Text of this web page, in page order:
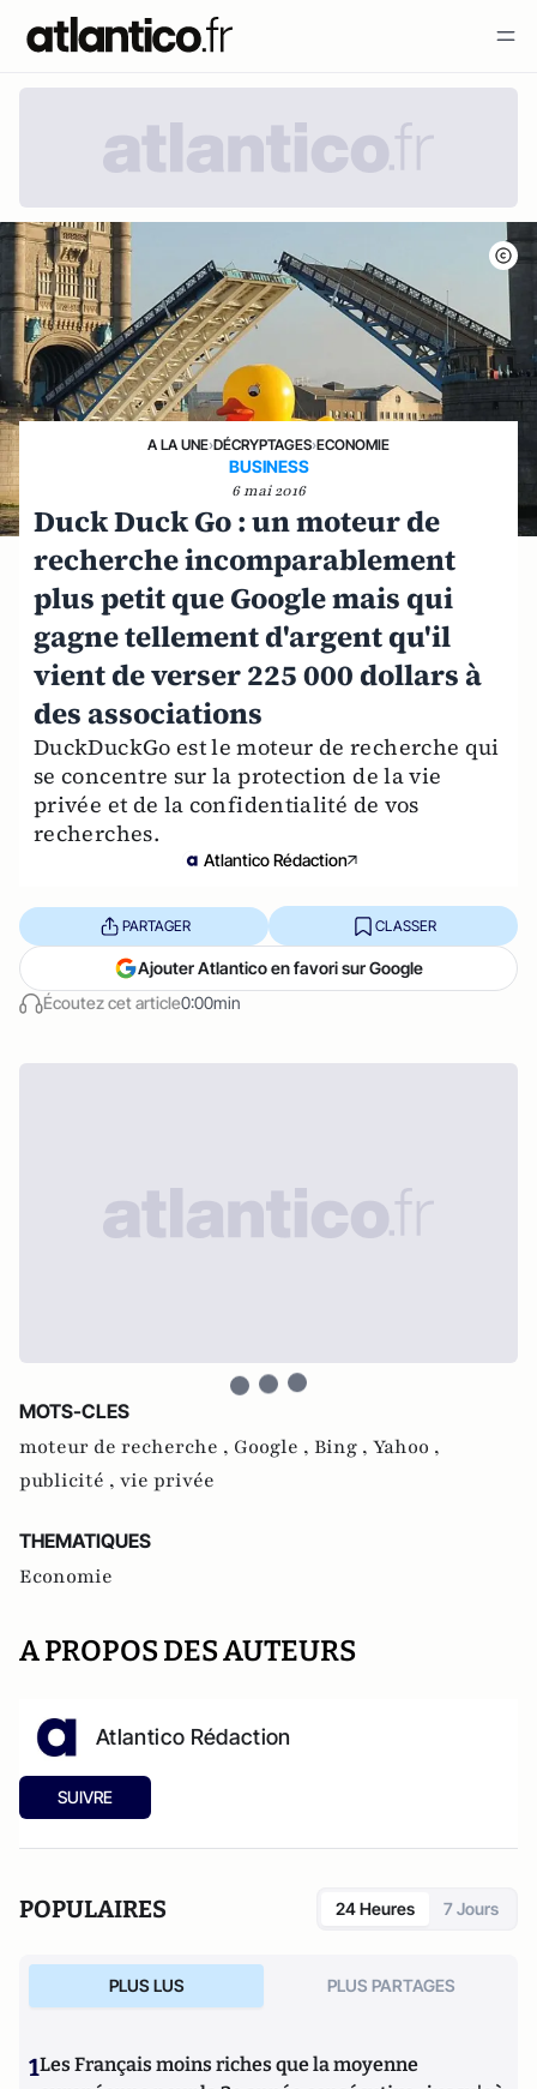
A LA UNE›DÉCRYPTAGES›ECONOMIE
BUSINESS
6 mai 2016
Duck Duck Go : un moteur de
recherche incomparablement
plus petit que Google mais qui
gagne tellement d'argent qu'il
vient de verser 225 000 dollars à
des associations
DuckDuckGo est le moteur de recherche qui
se concentre sur la protection de la vie
privée et de la confidentialité de vos
recherches.
Atlantico Rédaction
Écoutez cet article0:00min
PARTAGER CLASSER
Ajouter Atlantico en favori sur Google
MOTS-CLES
moteur de recherche , Google , Bing , Yahoo ,
publicité , vie privée
THEMATIQUES
Economie
A PROPOS DES AUTEURS
Atlantico Rédaction
SUIVRE
POPULAIRES 24 Heures 7 Jours
PLUS LUS PLUS PARTAGES
1Les Français moins riches que la moyenne